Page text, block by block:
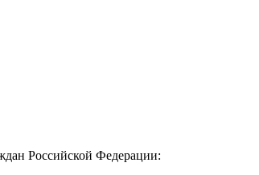
Российской Федерации: